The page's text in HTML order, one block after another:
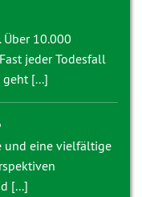
Über 10.000
jeder Todesfall
[...]
und eine vielfältige
[...]